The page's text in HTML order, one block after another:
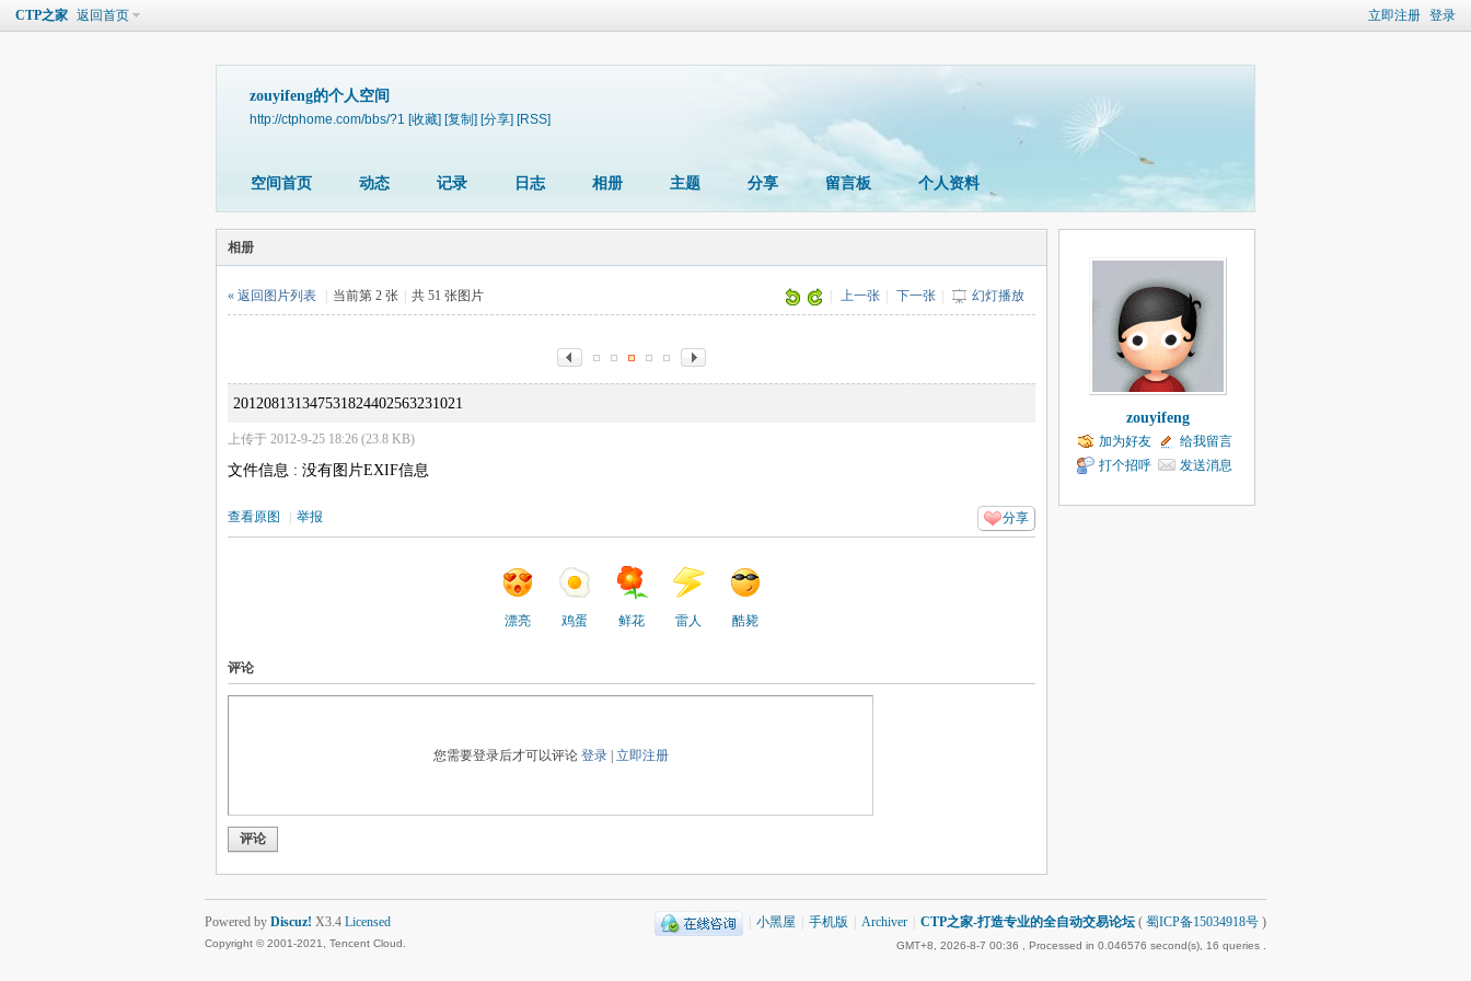
立即注册 登录
CTP之家 返回首页
zouyifeng的个人空间
http://ctphome.com/bbs/?1 [收藏] [复制] [分享] [RSS]
空间首页 动态 记录 日志 相册 主题 分享 留言板 个人资料
相册
上一张 下一张 幻灯播放
« 返回图片列表 当前第 2 张 共 51 张图片
201208131347531824402563231021
上传于 2012-9-25 18:26 (23.8 KB)
文件信息 : 没有图片EXIF信息
分享
查看原图 举报
漂亮 鸡蛋 鲜花 雷人 酷毙
评论
您需要登录后才可以评论 登录| 立即注册
评论
zouyifeng
加为好友
给我留言
打个招呼
发送消息
小黑屋 手机版 Archiver CTP之家-打造专业的全自动交易论坛 ( 蜀ICP备15034918号 )
GMT+8, 2026-8-7 00:36 , Processed in 0.046576 second(s), 16 queries .
Powered by Discuz! X3.4 Licensed
Copyright © 2001-2021, Tencent Cloud.